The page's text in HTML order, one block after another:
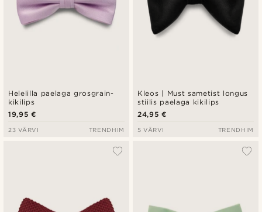
Helelilla paelaga grosgrain-
kikilips
19,95 €
23 VÄRVI TRENDHIM
Kleos | Must sametist longus
stiilis paelaga kikilips
24,95 €
5 VÄRVI TRENDHIM